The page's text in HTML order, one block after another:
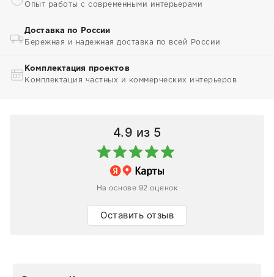
Опыт работы с современными интерьерами
Доставка по России
Бережная и надежная доставка по всей России
Комплектация проектов
Комплектация частных и коммерческих интерьеров
4.9 из 5
На основе 92 оценок
Оставить отзыв